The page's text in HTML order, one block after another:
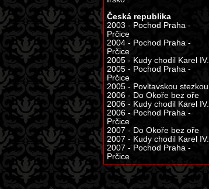
Česká republika
2003 - Pochod Praha -
Prčice
2004 - Pochod Praha -
Prčice
2005 - Kudy chodil Karel IV.
2005 - Pochod Praha -
Prčice
2005 - Povltavskou stezkou
2006 - Do Okoře bez oře
2006 - Kudy chodil Karel IV.
2006 - Pochod Praha -
Prčice
2007 - Do Okoře bez oře
2007 - Kudy chodil Karel IV.
2007 - Pochod Praha -
Prčice